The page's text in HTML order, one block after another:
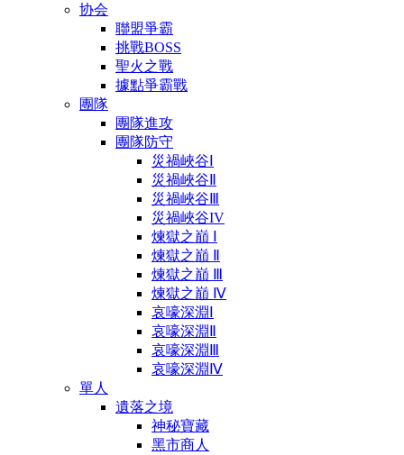
协会
聯盟爭霸
挑戰BOSS
聖火之戰
據點爭霸戰
團隊
團隊進攻
團隊防守
災禍峽谷Ⅰ
災禍峽谷Ⅱ
災禍峽谷Ⅲ
災禍峽谷IV
煉獄之巔 Ⅰ
煉獄之巔 Ⅱ
煉獄之巔 Ⅲ
煉獄之巔 Ⅳ
哀嚎深淵Ⅰ
哀嚎深淵Ⅱ
哀嚎深淵Ⅲ
哀嚎深淵Ⅳ
單人
遺落之境
神秘寶藏
黑市商人